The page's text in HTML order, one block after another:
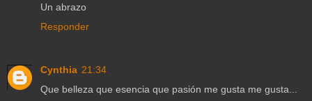
Un abrazo
Responder
Cynthia 21:34
Que belleza que esencia que pasión me gusta me gusta...